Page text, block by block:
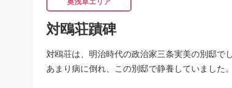
奥浅草エリア
対鴎荘蹟碑
対鴎荘は、明治時代の政治家三条実美の別邸で
あまり病に倒れ、この別邸で静養していました